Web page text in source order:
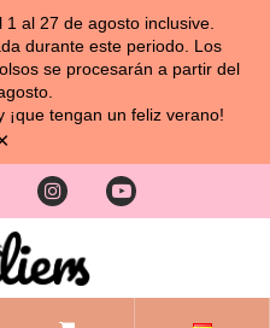
al 27 de agosto inclusive.
durante este periodo. Los
se procesarán a partir del
tengan un feliz verano!